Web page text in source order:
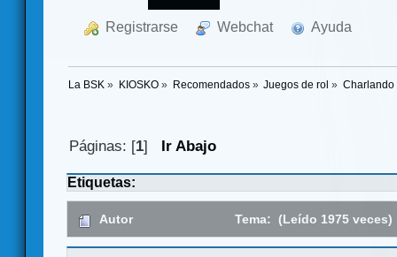
Registrarse Webchat Ayuda
La BSK » KIOSKO» Recomendados» Juegos de rol » Charlando
Páginas: [1] Ir Abajo
Etiquetas:
Autor Tema: (Leído 1975 veces)